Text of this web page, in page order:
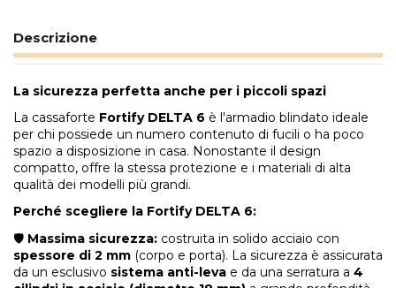
Descrizione
La sicurezza perfetta anche per i piccoli spazi
La cassaforte Fortify DELTA 6 è l'armadio blindato ideale
per chi possiede un numero contenuto di fucili o ha poco
spazio a disposizione in casa. Nonostante il design
compatto, offre la stessa protezione e i materiali di alta
qualità dei modelli più grandi.
Perché scegliere la Fortify DELTA 6:
🛡️ Massima sicurezza: costruita in solido acciaio con
spessore di 2 mm (corpo e porta). La sicurezza è assicurata
da un esclusivo sistema anti-leva e da una serratura a 4